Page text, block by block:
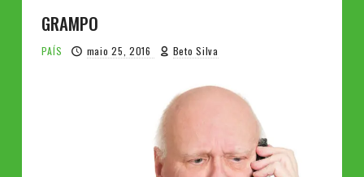
GRAMPO
PAÍS maio 25, 2016 Beto Silva